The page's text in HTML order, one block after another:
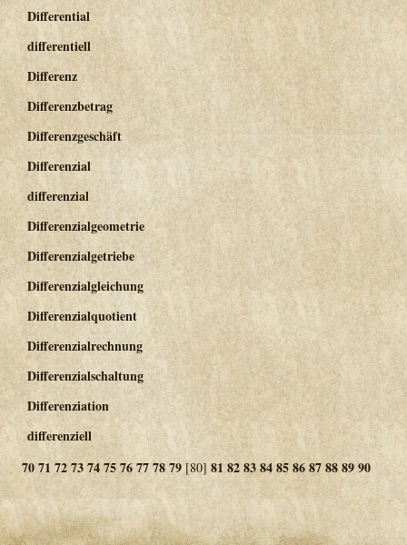
Differential
differentiell
Differenz
Differenzbetrag
Differenzgeschäft
Differenzial
differenzial
Differenzialgeometrie
Differenzialgetriebe
Differenzialgleichung
Differenzialquotient
Differenzialrechnung
Differenzialschaltung
Differenziation
differenziell
7071 7273747576777879 [80] 81 828384858687888990